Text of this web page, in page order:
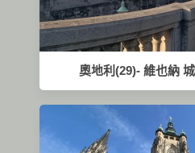
奧地利(29)- 維也納